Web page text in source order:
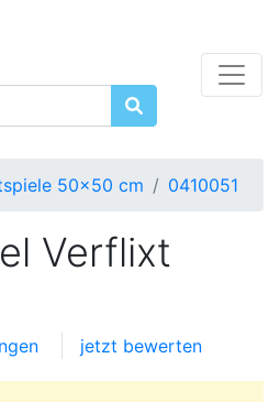
50x50 cm 0410051
Verflixt
jetzt bewerten